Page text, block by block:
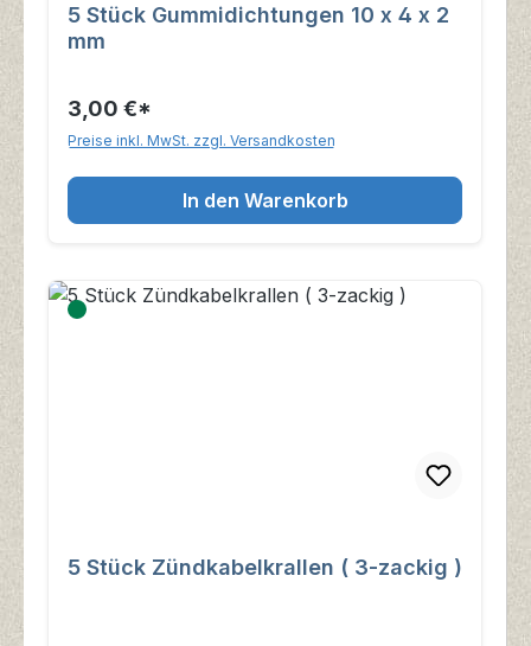
5 Stück Gummidichtungen 10 x 4 x 2
mm
3,00 €*
Preise inkl. MwSt. zzgl. Versandkosten
In den Warenkorb
5 Stück Zündkabelkrallen ( 3-zackig )